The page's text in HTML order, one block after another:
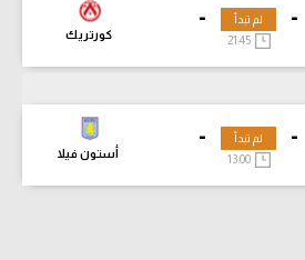
-
-
كورتريك
لم تبدأ
21:45
-
-
أستون فيلا
لم تبدأ
13:00